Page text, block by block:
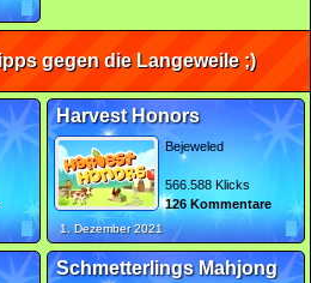
gegen die Langeweile ;)
Harvest Honors
Bejeweled
566.588 Klicks
126 Kommentare
1. Dezember 2021
Schmetterlings Mahjong